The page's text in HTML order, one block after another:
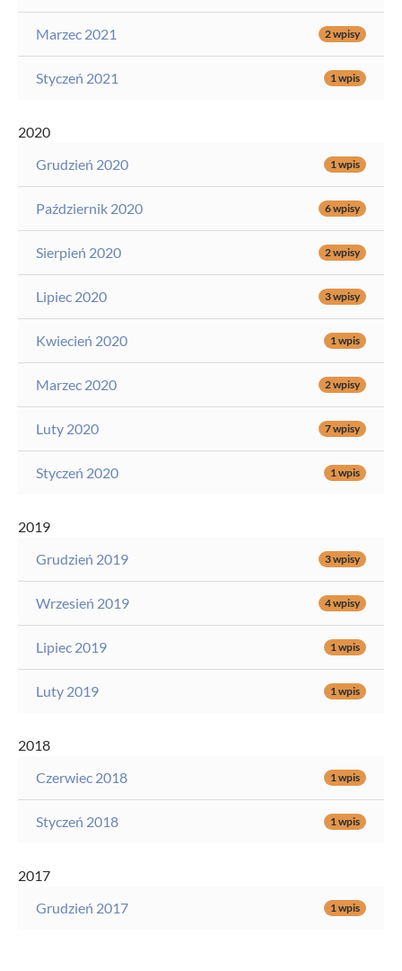
Marzec 2021 2 wpisy
Styczeń 2021 1 wpis
2020
Grudzień 2020
1 wpis
Październik 2020 6 wpisy
Sierpień 2020 2 wpisy
Lipiec 2020 3 wpisy
Kwiecień 2020 1 wpis
Marzec 2020 2 wpisy
Luty 2020 7 wpisy
Styczeń 2020 1 wpis
2019
Grudzień 2019
3 wpisy
Wrzesień 2019 4 wpisy
Lipiec 2019 1 wpis
Luty 2019 1 wpis
2018
Czerwiec 2018
1 wpis
Styczeń 2018 1 wpis
2017
Grudzień 2017
1 wpis